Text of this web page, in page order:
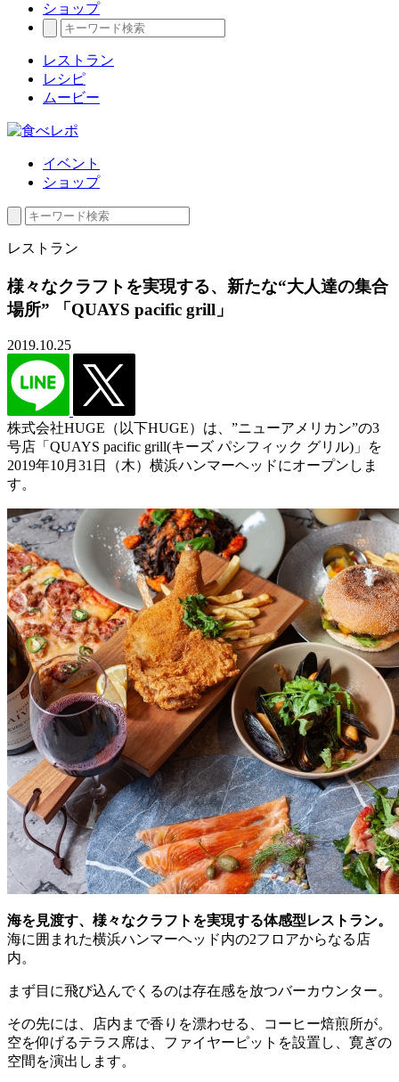
ショップ
レストラン
レシピ
ムービー
イベント
ショップ
レストラン
様々なクラフトを実現する、新たな“大人達の集合
場所” 「QUAYS pacific grill」
2019.10.25
株式会社HUGE（以下HUGE）は、”ニューアメリカン”の3
号店「QUAYS pacific grill(キーズ パシフィック グリル)」を
2019年10月31日（木）横浜ハンマーヘッドにオープンしま
す。
海を見渡す、様々なクラフトを実現する体感型レストラン。
海に囲まれた横浜ハンマーヘッド内の2フロアからなる店
内。
まず目に飛び込んでくるのは存在感を放つバーカウンター。
その先には、店内まで香りを漂わせる、コーヒー焙煎所が。
空を仰げるテラス席は、ファイヤーピットを設置し、寛ぎの
空間を演出します。